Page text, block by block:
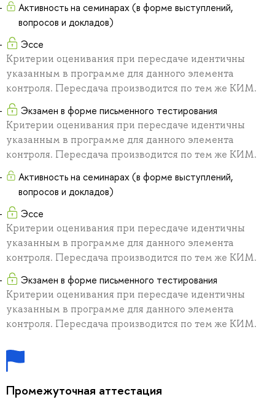
Активность на семинарах (в форме выступлений,
вопросов и докладов)
Эссе
Критерии оценивания при пересдаче идентичны
указанным в программе для данного элемента
контроля. Пересдача производится по тем же КИМ.
Экзамен в форме письменного тестирования
Критерии оценивания при пересдаче идентичны
указанным в программе для данного элемента
контроля. Пересдача производится по тем же КИМ.
Активность на семинарах (в форме выступлений,
вопросов и докладов)
Эссе
Критерии оценивания при пересдаче идентичны
указанным в программе для данного элемента
контроля. Пересдача производится по тем же КИМ.
Экзамен в форме письменного тестирования
Критерии оценивания при пересдаче идентичны
указанным в программе для данного элемента
контроля. Пересдача производится по тем же КИМ.
Промежуточная аттестация